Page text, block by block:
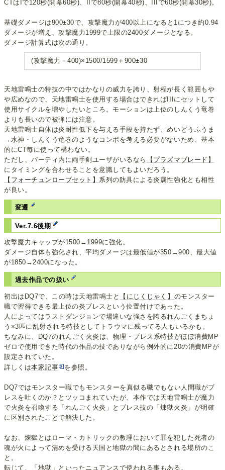
CTはIで120秒(開幕60秒)、IIで80秒(開幕40秒)、IIIで60秒(開幕30秒)。
基礎ダメージは900±30で、攻撃魔力が400以上になると1につき約0.94
ダメージが増え、攻撃魔力1999で上限の2400ダメージとなる。
ダメージ計算式は次の通り。
(攻撃魔力－400)×1500/1599＋900±30
天地雷鳴士の特技の中ではかなりの威力を誇り、射程が長く範囲もや
や広めなので、天地雷鳴士を使用する場合はできればIIIにセットして
使用サイクルを増やしたいところ。モーションは上位のしんくう竜巻
よりも長いので被弾には注意。
天地雷鳴士自体は炎耐性低下を与える手段を持たず、めいどうふうま
→水神・しんくう竜巻のようなコンボを考える必要がないため、基本
的にCT毎に使って構わない。
ただし、パーティ内に両手剣ユーザがいるなら
【プラズマブレード】
にタイミングを合わせることを意識してもよいだろう。
【フォーチュンローブセット】 系列の防具による炎属性強化とも相性
が良い。
変遷
Ver.7.6後期
攻撃魔力キャップが1500→1999に強化。
ダメージ自体も強化され、平均ダメージは最低値が350→900、最大値
が1850→2400になった。
過去作品での扱い
初出はDQ7で、この時は天地雷鳴士と 【にじくじゃく】 のモンスター
職で習得できる最上位の炎ブレスという位置付けであった。
人によってはラストダンジョンで場違いな強さを誇るれんごくまちょ
う×3匹に乱射される特技としてトラウマに残ってる人もいるかも。
ちなみに、DQ7のれんごく火炎は、物理・ブレス系特技がほぼ消費MP
ゼロで使用できた時代の作品の技でありながら例外的に20の消費MPが
設定されていた。
詳しくは本家記事 を参照。
DQ7ではモンスター職でもモンスターを真似る職でもない人間職がブ
レスを吐くのか？とツッコまれていたが、本作では天地雷鳴士が魔力
で火炎を召喚する「れんごく火炎」とブレス技の「煉獄火炎」が明確
に区別されたことで解決した。
なお、煉獄とはローマ・カトリックの教理において罪を犯した死者の
魂が火によって清めを受ける天国と地獄の間にあるとされる場所のこ
と。
転じて、「地獄」といったニュアンスで使われる事もある。